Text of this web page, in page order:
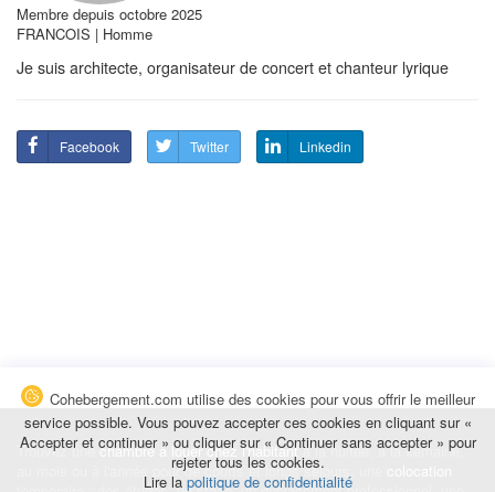
Membre depuis octobre 2025
FRANCOIS | Homme
Je suis architecte, organisateur de concert et chanteur lyrique
Facebook Twitter Linkedin
Trouvez unechambre à louer chez l'habitantà la nuitée, à la semaine,
au mois ou à l'année pour de courts et longs séjours, une
Cohebergement.com utilise des cookies pour vous offrir le meilleur
service possible. Vous pouvez accepter ces cookies en cliquant sur «
Accepter et continuer » ou cliquer sur « Continuer sans accepter » pour
rejeter tous les cookies.
Lire la politique de confidentialité